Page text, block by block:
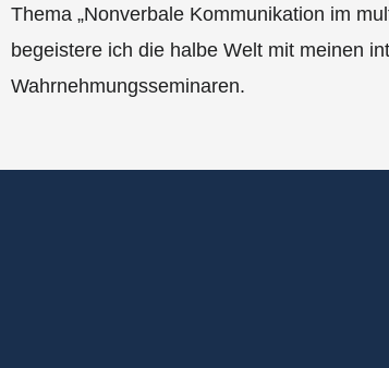
Thema „Nonverbale Kommunikation im
begeistere ich die halbe Welt mit meinen
Wahrnehmungsseminaren.